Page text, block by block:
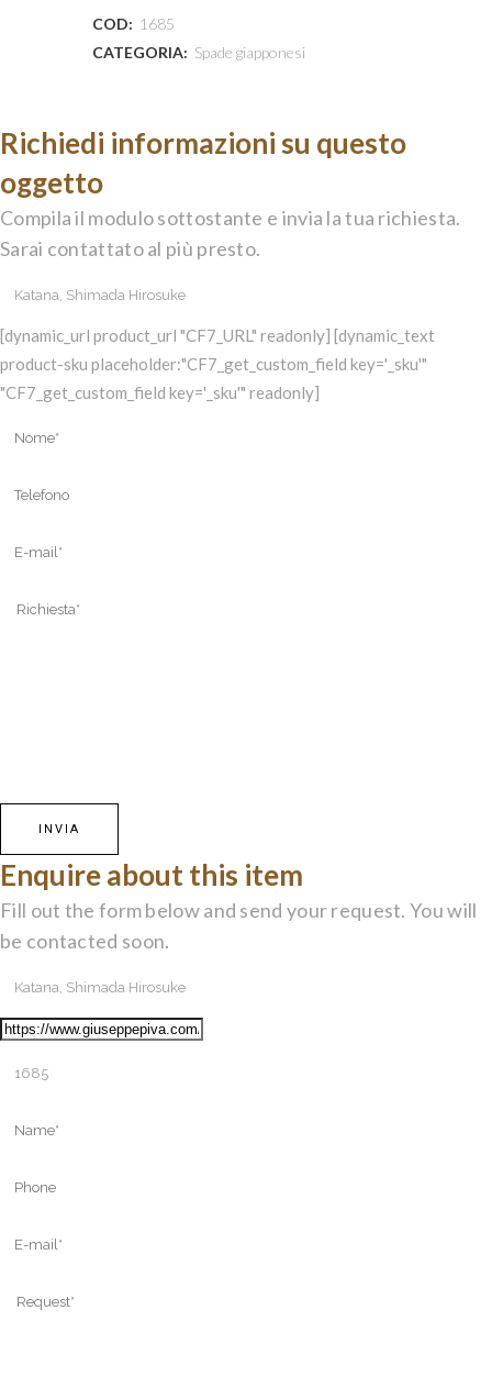
COD: 1685
CATEGORIA: Spade giapponesi
Richiedi informazioni su questo
oggetto
Compila il modulo sottostante e invia la tua richiesta.
Sarai contattato al più presto.
[dynamic_url product_url "CF7_URL" readonly] [dynamic_text
product-sku placeholder:"CF7_get_custom_field key='_sku'"
"CF7_get_custom_field key='_sku'" readonly]
Enquire about this item
Fill out the form below and send your request. You will
be contacted soon.